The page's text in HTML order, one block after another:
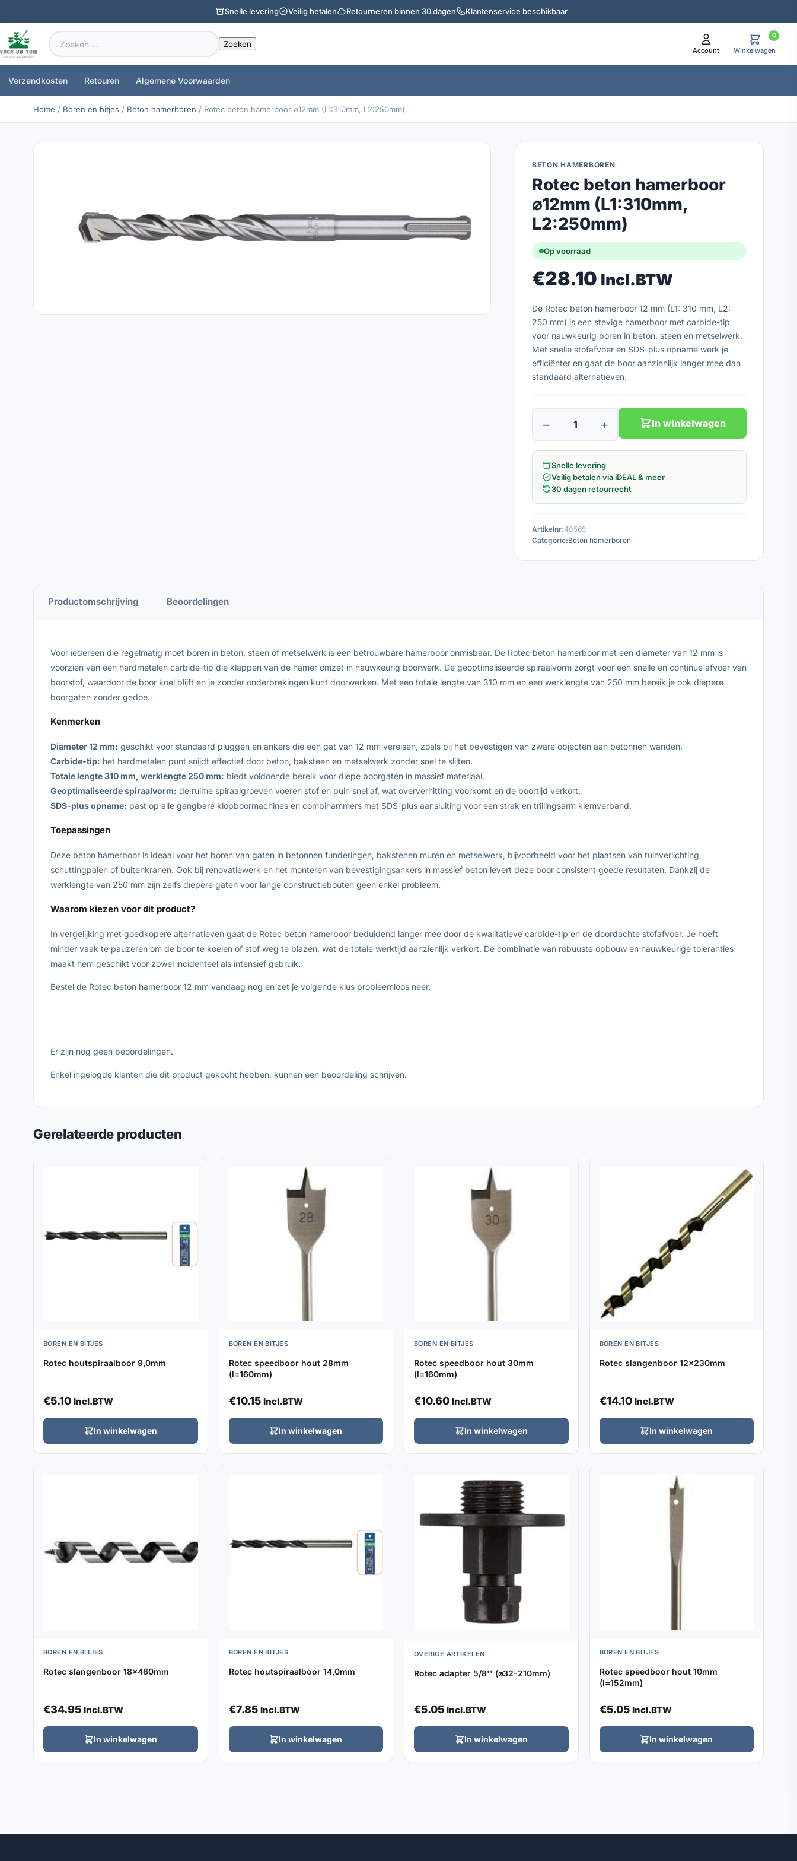
Snelle levering Veilig betalen Retourneren binnen 30 dagen Klantenservice beschikbaar
Zoeken
naar:
Account
0
Winkelwagen
Verzendkosten Retouren Algemene Voorwaarden
Home / Boren en bitjes / Beton hamerboren / Rotec beton hamerboor ⌀12mm (L1:310mm, L2:250mm)
BETON HAMERBOREN
Rotec beton hamerboor
⌀12mm (L1:310mm,
L2:250mm)
Op voorraad
€28.10 Incl.BTW
De Rotec beton hamerboor 12 mm (L1: 310 mm, L2:
250 mm) is een stevige hamerboor met carbide-tip
voor nauwkeurig boren in beton, steen en metselwerk.
Met snelle stofafvoer en SDS-plus opname werk je
efficiënter en gaat de boor aanzienlijk langer mee dan
standaard alternatieven.
− + In winkelwagen
Snelle levering
Veilig betalen via iDEAL & meer
30 dagen retourrecht
Artikelnr:40565
Categorie:Beton hamerboren
Productomschrijving Beoordelingen
Voor iedereen die regelmatig moet boren in beton, steen of metselwerk is een betrouwbare hamerboor onmisbaar. De Rotec beton hamerboor met een diameter van 12 mm is
voorzien van een hardmetalen carbide-tip die klappen van de hamer omzet in nauwkeurig boorwerk. De geoptimaliseerde spiraalvorm zorgt voor een snelle en continue afvoer van
boorstof, waardoor de boor koel blijft en je zonder onderbrekingen kunt doorwerken. Met een totale lengte van 310 mm en een werklengte van 250 mm bereik je ook diepere
boorgaten zonder gedoe.
Kenmerken
Diameter 12 mm: geschikt voor standaard pluggen en ankers die een gat van 12 mm vereisen, zoals bij het bevestigen van zware objecten aan betonnen wanden.
Carbide-tip: het hardmetalen punt snijdt effectief door beton, baksteen en metselwerk zonder snel te slijten.
Totale lengte 310 mm, werklengte 250 mm: biedt voldoende bereik voor diepe boorgaten in massief materiaal.
Geoptimaliseerde spiraalvorm: de ruime spiraalgroeven voeren stof en puin snel af, wat oververhitting voorkomt en de boortijd verkort.
SDS-plus opname: past op alle gangbare klopboormachines en combihammers met SDS-plus aansluiting voor een strak en trillingsarm klemverband.
Toepassingen
Deze beton hamerboor is ideaal voor het boren van gaten in betonnen funderingen, bakstenen muren en metselwerk, bijvoorbeeld voor het plaatsen van tuinverlichting,
schuttingpalen of buitenkranen. Ook bij renovatiewerk en het monteren van bevestigingsankers in massief beton levert deze boor consistent goede resultaten. Dankzij de
werklengte van 250 mm zijn zelfs diepere gaten voor lange constructiebouten geen enkel probleem.
Waarom kiezen voor dit product?
In vergelijking met goedkopere alternatieven gaat de Rotec beton hamerboor beduidend langer mee door de kwalitatieve carbide-tip en de doordachte stofafvoer. Je hoeft
minder vaak te pauzeren om de boor te koelen of stof weg te blazen, wat de totale werktijd aanzienlijk verkort. De combinatie van robuuste opbouw en nauwkeurige toleranties
maakt hem geschikt voor zowel incidenteel als intensief gebruik.
Bestel de Rotec beton hamerboor 12 mm vandaag nog en zet je volgende klus probleemloos neer.
Er zijn nog geen beoordelingen.
Enkel ingelogde klanten die dit product gekocht hebben, kunnen een beoordeling schrijven.
Gerelateerde producten
BOREN EN BITJES
Rotec houtspiraalboor 9,0mm
€5.10 Incl.BTW
In winkelwagen
BOREN EN BITJES
Rotec speedboor hout 28mm
(l=160mm)
€10.15 Incl.BTW
In winkelwagen
BOREN EN BITJES
Rotec speedboor hout 30mm
(l=160mm)
€10.60 Incl.BTW
In winkelwagen
BOREN EN BITJES
Rotec slangenboor 12x230mm
€14.10 Incl.BTW
In winkelwagen
BOREN EN BITJES
Rotec slangenboor 18x460mm
€34.95 Incl.BTW
In winkelwagen
BOREN EN BITJES
Rotec houtspiraalboor 14,0mm
€7.85 Incl.BTW
In winkelwagen
OVERIGE ARTIKELEN
Rotec adapter 5/8'' (⌀32-210mm)
€5.05 Incl.BTW
In winkelwagen
BOREN EN BITJES
Rotec speedboor hout 10mm
(l=152mm)
€5.05 Incl.BTW
In winkelwagen